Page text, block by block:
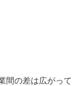
間の差は広がって